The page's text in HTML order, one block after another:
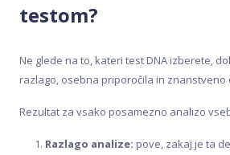
Meal Analyser
Medicinski testi DNA
Odvzem vzorca
testom?
Ne glede na to, kateri test DNA izberete,
razlago, osebna priporočila in znanstveno
Rezultat za vsako posamezno analizo
Razlago analize: pove, zakaj je ta